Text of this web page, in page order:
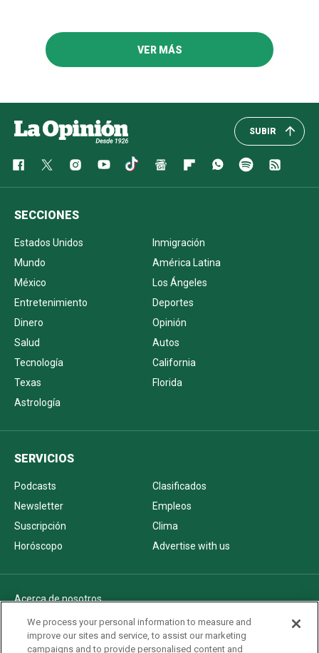
VER MÁS
SUBIR
SECCIONES
Estados Unidos
Inmigración
Mundo
América Latina
México
Los Ángeles
Entretenimiento
Deportes
Dinero
Opinión
Salud
Autos
Tecnología
California
Texas
Florida
Astrología
SERVICIOS
Podcasts
Clasificados
Newsletter
Empleos
Suscripción
Clima
Horóscopo
Advertise with us
Acerca de nosotros
Politica de privacidad
Pautas Editoriales
We process your personal information to measure and
improve our sites and service, to assist our marketing
campaigns and to provide personalised content and